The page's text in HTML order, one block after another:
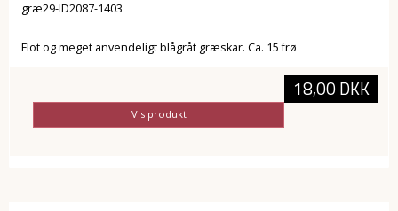
græ29-ID2087-1403
Flot og meget anvendeligt blågråt græskar. Ca. 15 frø
18,00 DKK
Vis produkt